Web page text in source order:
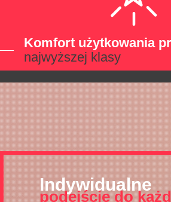
Komfort użytkowania
najwyższej klasy
Indywidualne
podejście do